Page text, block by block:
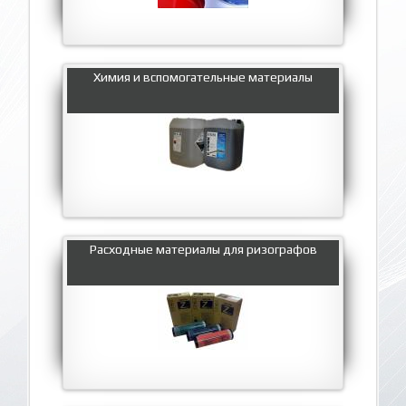
Химия и вспомогательные материалы
Расходные материалы для ризографов